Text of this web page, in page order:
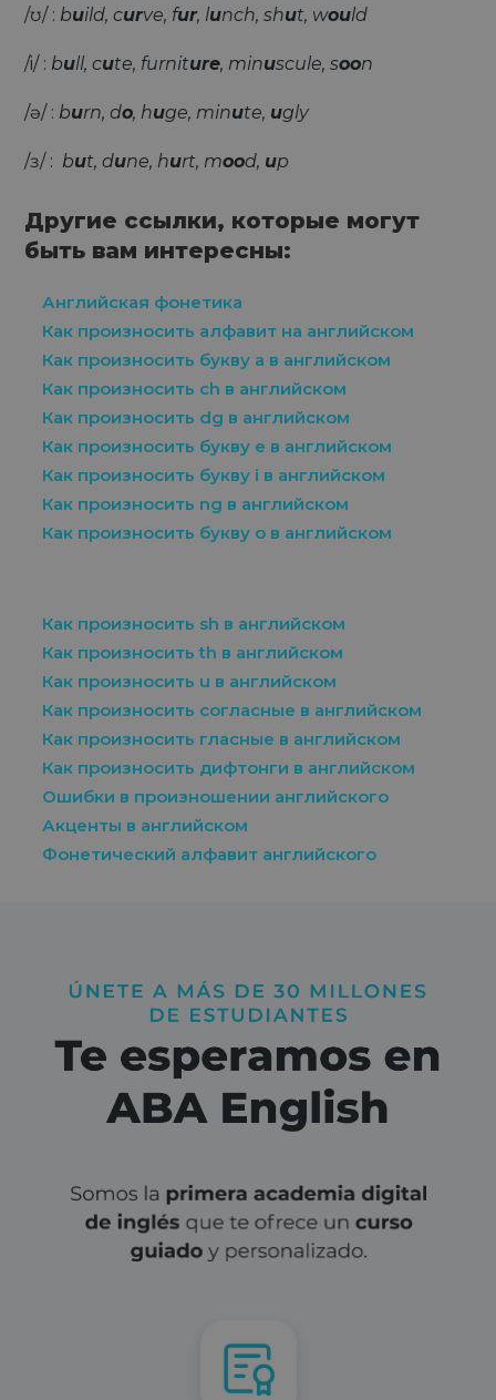
/ʊ/ : build, curve, fur, lunch, shut, would
/i/ : bull, cute, furniture, minuscule, soon
/ɘ/ : burn, do, huge, minute, ugly
/ɜ/ : but, dune, hurt, mood, up
Другие ссылки, которые могут
быть вам интересны:
Английская фонетика
Как произносить алфавит на английском
Как произносить букву a в английском
Как произносить ch в английском
Как произносить dg в английском
Как произносить букву e в английском
Как произносить букву i в английском
Как произносить ng в английском
Как произносить букву o в английском
Как произносить sh в английском
Как произносить th в английском
Как произносить u в английском
Как произносить согласные в английском
Как произносить гласные в английском
Как произносить дифтонги в английском
Ошибки в произношении английского
Акценты в английском
Фонетический алфавит английского